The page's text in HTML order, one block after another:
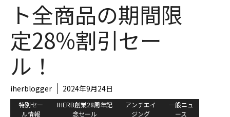
ト全商品の期間限
定28%割引セー
ル！
iherblogger 2024年9月24日
特別セー
ル情報
IHERB創業28周年記
念セール
アンチエイ
ジング
一般ニュ
ース